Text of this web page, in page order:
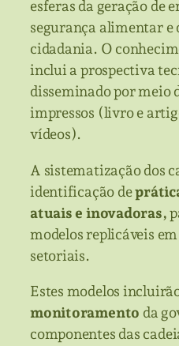
esferas da geração de
segurança alimentar e
cidadania. O
inclui a prospectiva
disseminado por meio
impressos (livro e
vídeos).
A sistematização dos
identificação de
atuais e inovadoras,
modelos replicáveis
setoriais.
Estes modelos
monitoramento da
componentes das